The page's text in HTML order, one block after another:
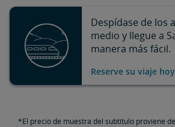
Despídase de los
medio y llegue a
manera más fácil.
Reserve su viaje hoy
*El precio de muestra del subtítulo proviene